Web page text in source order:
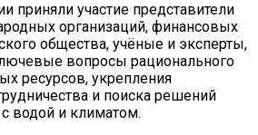
приняли участие представители
организаций, финансовых
общества, учёные и эксперты,
вопросы рационального
ресурсов, укрепления
и поиска решений
водой и климатом.